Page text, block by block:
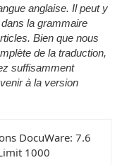
anglaise. Il peut y
la grammaire
Bien que nous
de la traduction,
suffisamment
à la version
DocuWare: 7.6
1000